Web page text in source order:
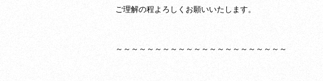
ご理解の程よろしくお願いいたします。
～～～～～～～～～～～～～～～～～～～～～～